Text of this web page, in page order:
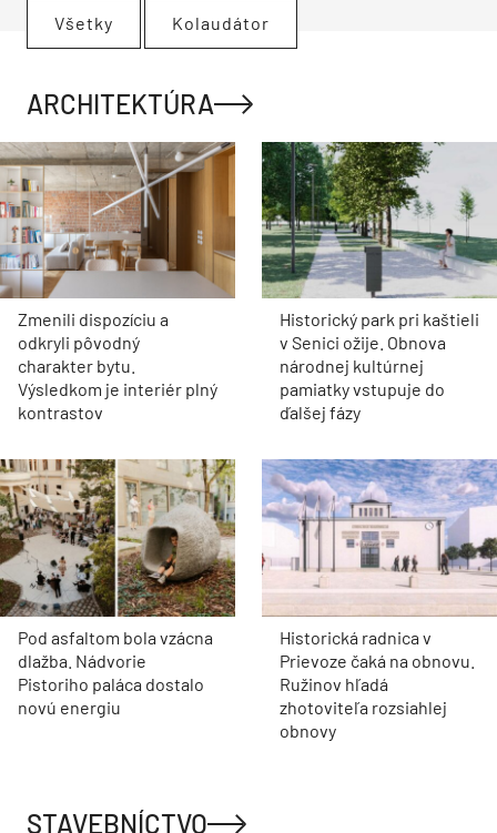
Všetky Kolaudátor
ARCHITEKTÚRA
Zmenili dispozíciu a
odkryli pôvodný
charakter bytu.
Výsledkom je interiér plný
kontrastov
Historický park pri kaštieli
v Senici ožije. Obnova
národnej kultúrnej
pamiatky vstupuje do
ďalšej fázy
Pod asfaltom bola vzácna
dlažba. Nádvorie
Pistoriho paláca dostalo
novú energiu
Historická radnica v
Prievoze čaká na obnovu.
Ružinov hľadá
zhotoviteľa rozsiahlej
obnovy
STAVEBNÍCTVO